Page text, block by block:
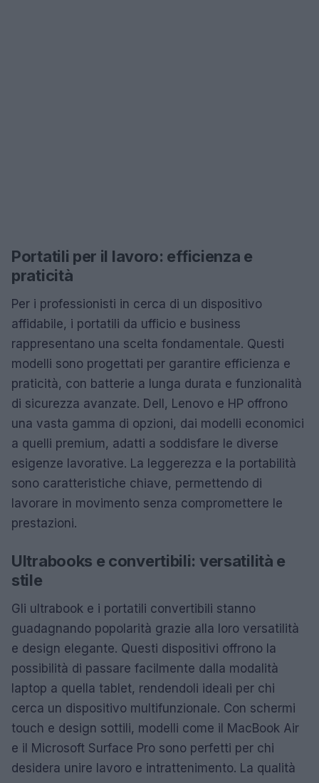
Portatili per il lavoro: efficienza e
praticità
Per i professionisti in cerca di un dispositivo
affidabile, i portatili da ufficio e business
rappresentano una scelta fondamentale. Questi
modelli sono progettati per garantire efficienza e
praticità, con batterie a lunga durata e funzionalità
di sicurezza avanzate. Dell, Lenovo e HP offrono
una vasta gamma di opzioni, dai modelli economici
a quelli premium, adatti a soddisfare le diverse
esigenze lavorative. La leggerezza e la portabilità
sono caratteristiche chiave, permettendo di
lavorare in movimento senza compromettere le
prestazioni.
Ultrabooks e convertibili: versatilità e
stile
Gli ultrabook e i portatili convertibili stanno
guadagnando popolarità grazie alla loro versatilità
e design elegante. Questi dispositivi offrono la
possibilità di passare facilmente dalla modalità
laptop a quella tablet, rendendoli ideali per chi
cerca un dispositivo multifunzionale. Con schermi
touch e design sottili, modelli come il MacBook Air
e il Microsoft Surface Pro sono perfetti per chi
desidera unire lavoro e intrattenimento. La qualità